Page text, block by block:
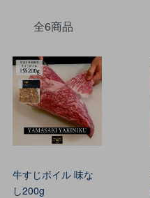
全6商品
牛すじボイル 味な
し200g